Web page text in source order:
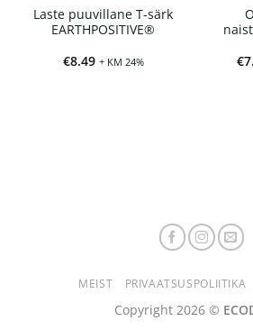
Laste puuvillane T-särk
EARTHPOSITIVE®
€8.49 + KM 24%
€
MEIST PRIVAATSUSPOLIITIKA
Copyright 2026 ©